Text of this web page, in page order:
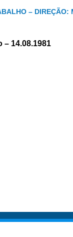
– DIREÇÃO:
– 14.08.1981